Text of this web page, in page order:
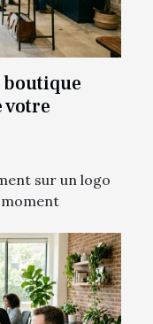
boutique
votre
sur un logo
moment